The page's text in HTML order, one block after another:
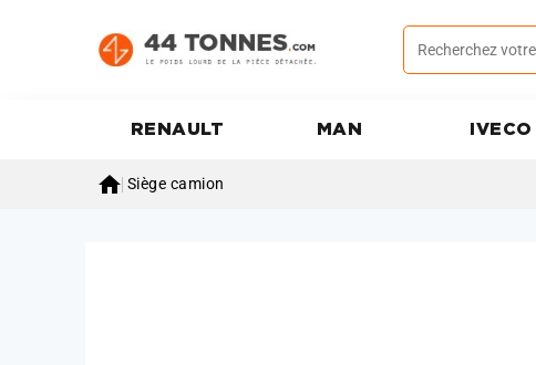
RENAULT MAN IVECO
 Siège camion